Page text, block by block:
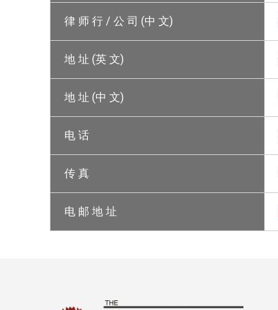
律 师 行 / 公 司 (中 文)
地 址 (英 文)
地 址 (中 文)
电 话
传 真
电 邮 地 址